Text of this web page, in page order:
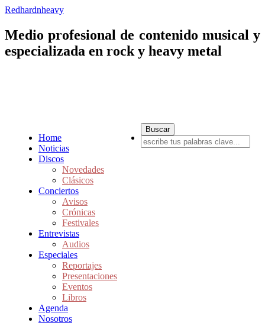
Redhardnheavy
Medio profesional de contenido musical y
especializada en rock y heavy metal
Home
Noticias
Discos
Novedades
Clásicos
Conciertos
Avisos
Crónicas
Festivales
Entrevistas
Audios
Especiales
Reportajes
Presentaciones
Eventos
Libros
Agenda
Nosotros